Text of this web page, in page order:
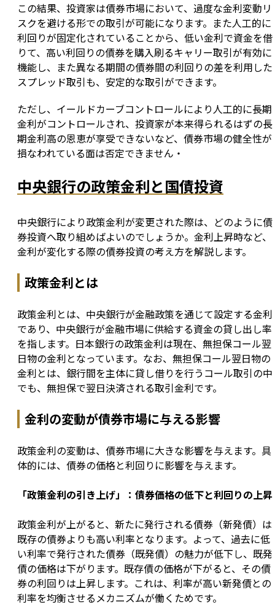
この結果、投資家は債券市場において、過度な金利変動リ
スクを避ける形での取引が可能になります。また人工的に
利回りが固定化されていることから、低い金利で資金を借
りて、高い利回りの債券を購入刷るキャリー取引が有効に
機能し、また異なる期間の債券間の利回りの差を利用した
スプレッド取引も、安定的な取引ができます。
ただし、イールドカーブコントロールにより人工的に長期
金利がコントロールされ、投資家が本来得られるはずの長
期金利高の恩恵が享受できないなど、債券市場の健全性が
損なわれている面は否定できません・
中央銀行の政策金利と国債投資
中央銀行により政策金利が変更された際は、どのように債
券投資へ取り組めばよいのでしょうか。金利上昇時など、
金利が変化する際の債券投資の考え方を解説します。
政策金利とは
政策金利とは、中央銀行が金融政策を通じて設定する金利
であり、中央銀行が金融市場に供給する資金の貸し出し率
を指します。日本銀行の政策金利は現在、無担保コール翌
日物の金利となっています。なお、無担保コール翌日物の
金利とは、銀行間を主体に貸し借りを行うコール取引の中
でも、無担保で翌日決済される取引金利です。
金利の変動が債券市場に与える影響
政策金利の変動は、債券市場に大きな影響を与えます。具
体的には、債券の価格と利回りに影響を与えます。
「政策金利の引き上げ」：債券価格の低下と利回りの上昇
政策金利が上がると、新たに発行される債券（新発債）は
既存の債券よりも高い利率となります。よって、過去に低
い利率で発行された債券（既発債）の魅力が低下し、既発
債の価格は下がります。既存債の価格が下がると、その債
券の利回りは上昇します。これは、利率が高い新発債との
利率を均衡させるメカニズムが働くためです。